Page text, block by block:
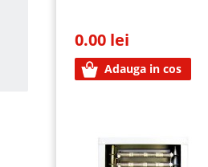
0.00 lei
Adauga in cos